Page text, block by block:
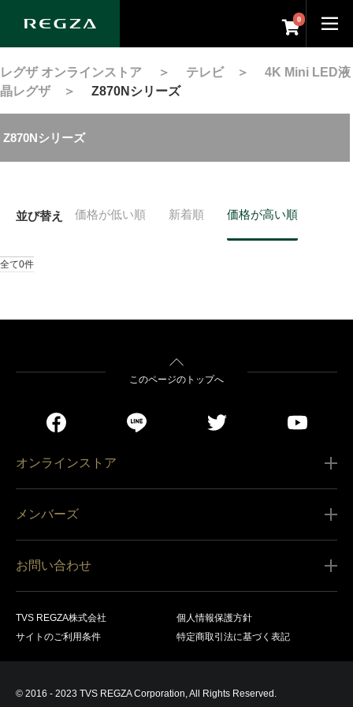
0
レグザ オンラインストア ＞ テレビ＞ 4K Mini LED液
晶レグザ＞ Z870Nシリーズ
Z870Nシリーズ
並び替え 価格が低い順 新着順 価格が高い順
全て0件
このページのトップへ
オンラインストア
営業日カレンダー
メンバーズ
会員規約
商品登録
お問い合わせ
TVS REGZA株式会社
個人情報保護方針
サイトのご利用条件
特定商取引法に基づく表記
© 2016 - 2023 TVS REGZA Corporation, All Rights Reserved.